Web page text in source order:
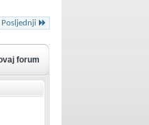
Posljednji
forum